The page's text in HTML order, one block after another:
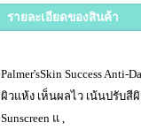
รายละเอียดของสินค้า
Palmer'sSkin Success
ผิวแห้ง เห็นผลไว เน้นปรับสี
Sunscreen แ ,